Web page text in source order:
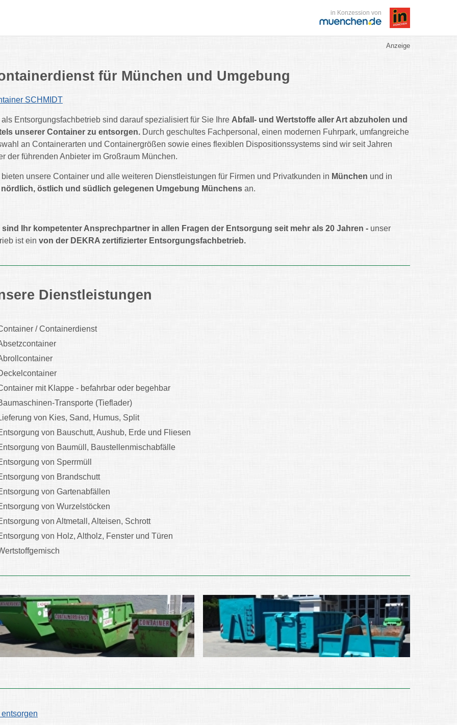
in Konzession von
Anzeige
für München und Umgebung
SCHMIDT
als Entsorgungsfachbetrieb sind darauf spezialisiert für Sie Ihre Abfall- und Wertstoffe aller Art abzuholen und
unserer Container zu entsorgen. Durch geschultes Fachpersonal, einen modernen Fuhrpark, umfangreiche
an Containerarten und Containergrößen sowie eines flexiblen Dispositionssystems sind wir seit Jahren
der führenden Anbieter im Großraum München.
bieten unsere Container und alle weiteren Dienstleistungen für Firmen und Privatkunden in München und in
nördlich, östlich und südlich gelegenen Umgebung Münchens an.
sind Ihr kompetenter Ansprechpartner in allen Fragen der Entsorgung seit mehr als 20 Jahren - unser
ist ein von der DEKRA zertifizierter Entsorgungsfachbetrieb.
Dienstleistungen
/ Containerdienst
mit Klappe - befahrbar oder begehbar
Transporte (Tieflader)
von Kies, Sand, Humus, Split
von Bauschutt, Aushub, Erde und Fliesen
von Baumüll, Baustellenmischabfälle
von Sperrmüll
von Brandschutt
von Gartenabfällen
von Wurzelstöcken
von Altmetall, Alteisen, Schrott
von Holz, Altholz, Fenster und Türen